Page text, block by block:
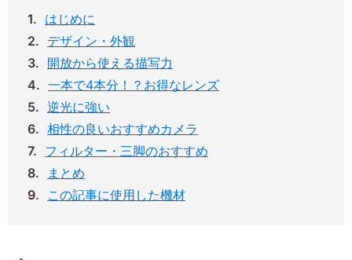
はじめに
デザイン・外観
開放から使える描写力
一本で4本分！？お得なレンズ
逆光に強い
相性の良いおすすめカメラ
フィルター・三脚のおすすめ
まとめ
この記事に使用した機材